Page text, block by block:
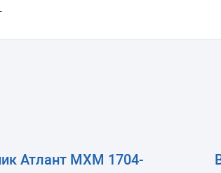
Атлант МХМ 1704-